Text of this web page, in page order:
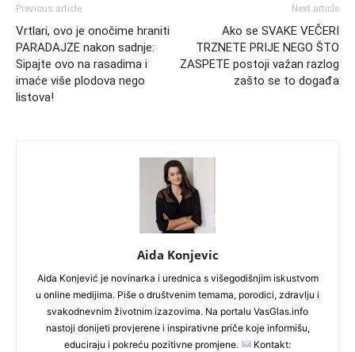
Previous article
Vrtlari, ovo je onočime hraniti
PARADAJZE nakon sadnje:
Sipajte ovo na rasadima i
imaće više plodova nego
listova!
Next article
Ako se SVAKE VEČERI
TRZNETE PRIJE NEGO ŠTO
ZASPETE postoji važan razlog
zašto se to događa
Aida Konjevic
Aida Konjević je novinarka i urednica s višegodišnjim iskustvom
u online medijima. Piše o društvenim temama, porodici, zdravlju i
svakodnevnim životnim izazovima. Na portalu VasGlas.info
nastoji donijeti provjerene i inspirativne priče koje informišu,
educiraju i pokreću pozitivne promjene.
Kontakt: